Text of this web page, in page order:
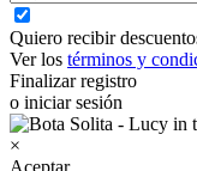
Quiero recibir
Ver los términos y
Finalizar registro
o iniciar sesión
×
Aceptar